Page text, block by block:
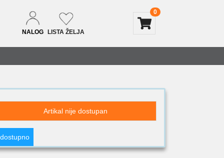
NALOG LISTA ŽELJA
0
Artikal nije dostupan